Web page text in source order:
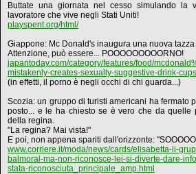
Buttate una giornata nel cesso simulando la
lavoratore che vive negli Stati Uniti!
playspent.org/html/
Giappone: Mc Donald's inaugura una nuova
Attenzione, può essere... POOOOOOOOORNO!
japantoday.com/category/features/food/
mistakenly-creates-sexually-suggestive-drink-cups
(in effetti, il porno è negli occhi di chi guarda...)
Scozia: un gruppo di turisti americani ha fermato
posto... e le ha chiesto se è vero che da quelle
della regina.
"La regina? Mai vista!"
E poi, non appena spariti dall'orizzonte:
www.corriere.it/moda/news/cards/elisabetta-ii-
balmoral-ma-non-riconosce-lei-si-diverte-dare-
stata-riconosciuta_principale_amp.html